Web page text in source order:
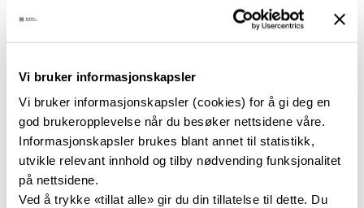
Vi bruker informasjonskapsler
Vi bruker informasjonskapsler (cookies) for å gi deg en
god brukeropplevelse når du besøker nettsidene våre.
Informasjonskapsler brukes blant annet til statistikk,
utvikle relevant innhold og tilby nødvending funksjonalitet
på nettsidene.
Ved å trykke «tillat alle» gir du din tillatelse til dette. Du